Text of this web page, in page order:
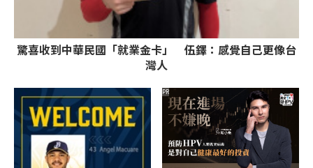
驚喜收到中華民國「就業金卡」 伍鐸：感覺自己更像台
灣人
PR